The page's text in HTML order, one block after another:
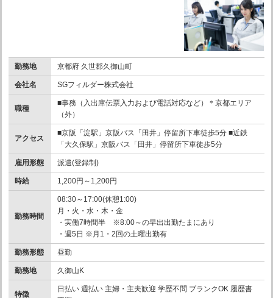
勤務地 京都府 久世郡久御山町
会社名 SGフィルダー株式会社
職種
■事務（入出庫伝票入力および電話対応など）＊京都エリア
（外）
アクセス
■京阪「淀駅」京阪バス「田井」停留所下車徒歩5分 ■近鉄
「大久保駅」京阪バス「田井」停留所下車徒歩5分
雇用形態 派遣(登録制)
時給 1,200円～1,200円
勤務時間
08:30～17:00(休憩1:00)
月・火・水・木・金
・実働7時間半 ※8:00～の早出出勤たまにあり
・週5日 ※月1・2回の土曜出勤有
勤務形態 昼勤
勤務地 久御山K
特徴
日払い 週払い 主婦・主夫歓迎 学歴不問 ブランクOK 履歴書